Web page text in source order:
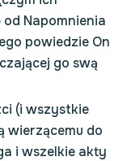
Napomnienia
powiedzie On
go swą
(i wszystkie
wierzącemu do
i wszelkie akty